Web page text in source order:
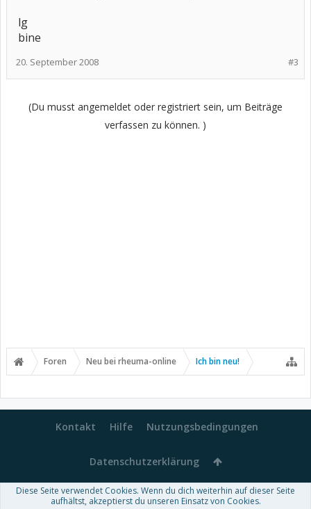
lg
bine
#3
20. September 2008
(Du musst angemeldet oder registriert sein, um Beiträge
verfassen zu können. )
Foren Neu bei rheuma-online Ich bin neu!
Kontakt Hilfe Nutzungsbedingungen
Datenschutzerklärung
Forum software by XenForo™-Deutsch von xenDach
Diese Seite verwendet Cookies. Wenn du dich weiterhin auf dieser Seite
aufhältst, akzeptierst du unseren Einsatz von Cookies.